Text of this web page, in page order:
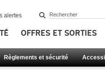
OFFRES ET SORTIES
Règlements et sécurité
alertes